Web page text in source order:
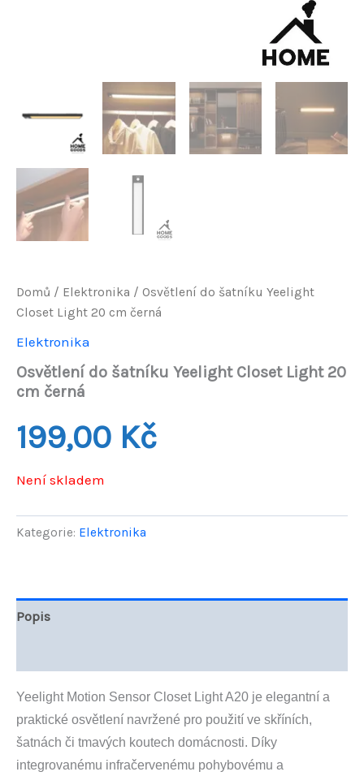
Domů / Elektronika / Osvětlení do šatníku Yeelight
Closet Light 20 cm černá
Elektronika
Osvětlení do šatníku Yeelight Closet Light 20
cm černá
199,00 Kč
Není skladem
Kategorie: Elektronika
Popis
Yeelight Motion Sensor Closet Light A20 je elegantní a
praktické osvětlení navržené pro použití ve skříních,
šatnách či tmavých koutech domácnosti. Díky
integrovanému infračervenému pohybovému a